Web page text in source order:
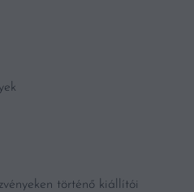
történő kiállítói